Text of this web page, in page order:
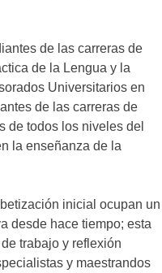
de las carreras de
de la Lengua y la
Universitarios en
de las carreras de
de todos los niveles del
la enseñanza de la
inicial ocupan un
desde hace tiempo; esta
trabajo y reflexión
y maestrandos